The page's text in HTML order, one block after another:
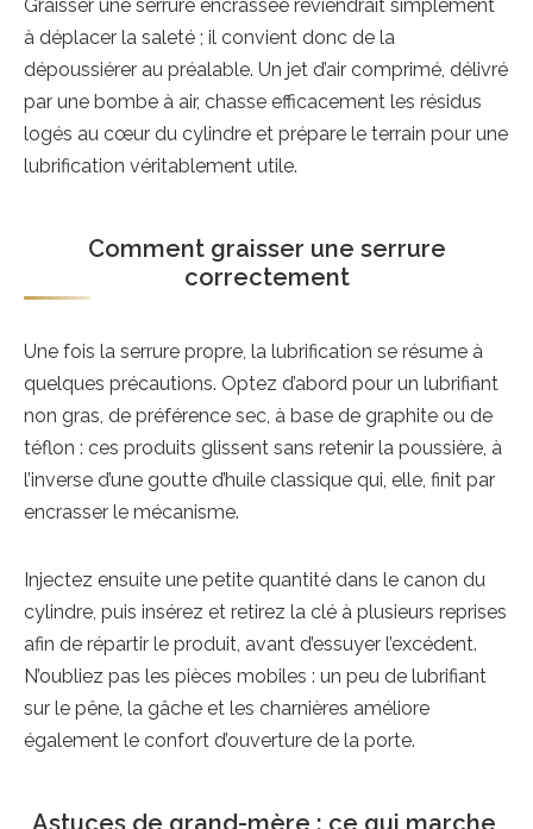
Graisser une serrure encrassée reviendrait simplement
à déplacer la saleté ; il convient donc de la
dépoussiérer au préalable. Un jet d’air comprimé, délivré
par une bombe à air, chasse efficacement les résidus
logés au cœur du cylindre et prépare le terrain pour une
lubrification véritablement utile.
Comment graisser une serrure
correctement
Une fois la serrure propre, la lubrification se résume à
quelques précautions. Optez d’abord pour un lubrifiant
non gras, de préférence sec, à base de graphite ou de
téflon : ces produits glissent sans retenir la poussière, à
l’inverse d’une goutte d’huile classique qui, elle, finit par
encrasser le mécanisme.
Injectez ensuite une petite quantité dans le canon du
cylindre, puis insérez et retirez la clé à plusieurs reprises
afin de répartir le produit, avant d’essuyer l’excédent.
N’oubliez pas les pièces mobiles : un peu de lubrifiant
sur le pêne, la gâche et les charnières améliore
également le confort d’ouverture de la porte.
Astuces de grand-mère : ce qui marche,